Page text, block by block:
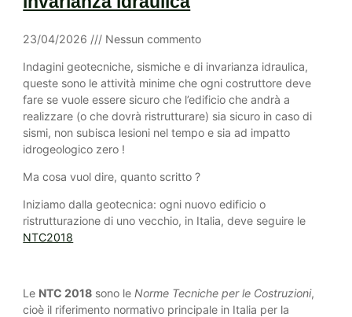
23/04/2026 Nessun commento
Indagini geotecniche, sismiche e di invarianza idraulica,
queste sono le attività minime che ogni costruttore deve
fare se vuole essere sicuro che l’edificio che andrà a
realizzare (o che dovrà ristrutturare) sia sicuro in caso di
sismi, non subisca lesioni nel tempo e sia ad impatto
idrogeologico zero !
Ma cosa vuol dire, quanto scritto ?
Iniziamo dalla geotecnica: ogni nuovo edificio o
ristrutturazione di uno vecchio, in Italia, deve seguire le
NTC2018
Le NTC 2018 sono leNorme Tecniche per le Costruzioni,
cioè il riferimento normativo principale in Italia per la